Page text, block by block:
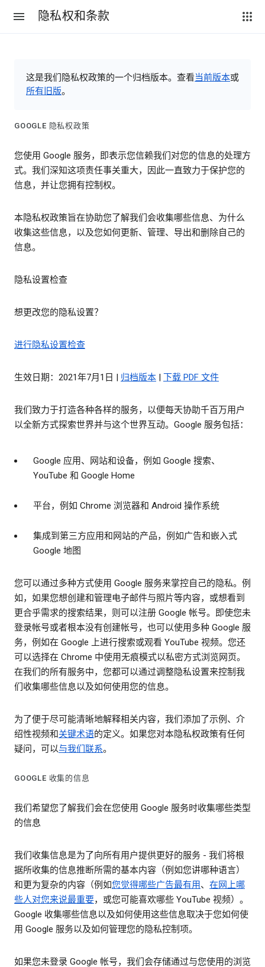
隐私权和条款
这是我们隐私权政策的一个归档版本。查看当前版本或
所有旧版。
GOOGLE 隐私权政策
您使用 Google 服务，即表示您信赖我们对您的信息的处理方
式。我们深知这项责任事关重大，因此一直致力于保护您的
信息，并让您拥有控制权。
本隐私权政策旨在协助您了解我们会收集哪些信息、为什么
收集这些信息，以及您如何更新、管理、导出和删除自己的
信息。
隐私设置检查
想更改您的隐私设置？
进行隐私设置检查
生效日期：2021年7月1日 | 归档版本 | 下载 PDF 文件
我们致力于打造各种各样的服务，以便每天协助千百万用户
以全新方式探索世界并与这个世界互动。Google 服务包括：
Google 应用、网站和设备，例如 Google 搜索、
YouTube 和 Google Home
平台，例如 Chrome 浏览器和 Android 操作系统
集成到第三方应用和网站的产品，例如广告和嵌入式
Google 地图
您可以通过多种方式使用 Google 服务来掌控自己的隐私。例
如，如果您想创建和管理电子邮件与照片等内容，或想看到
更合乎需求的搜索结果，则可以注册 Google 帐号。即使您未
登录帐号或者根本没有创建帐号，也可以使用多种 Google 服
务，例如在 Google 上进行搜索或观看 YouTube 视频。您还
可以选择在 Chrome 中使用无痕模式以私密方式浏览网页。
在我们的所有服务中，您都可以通过调整隐私设置来控制我
们收集哪些信息以及如何使用您的信息。
为了便于尽可能清晰地解释相关内容，我们添加了示例、介
绍性视频和关键术语的定义。如果您对本隐私权政策有任何
疑问，可以与我们联系。
GOOGLE 收集的信息
我们希望您了解我们会在您使用 Google 服务时收集哪些类型
的信息
我们收集信息是为了向所有用户提供更好的服务 - 我们将根
据所收集的信息推断所需的基本内容（例如您讲哪种语言）
和更为复杂的内容（例如您觉得哪些广告最有用、 在网上哪
些人对您来说最重要，或您可能喜欢哪些 YouTube 视频）。
Google 收集哪些信息以及如何使用这些信息取决于您如何使
用 Google 服务以及如何管理您的隐私控制项。
如果您未登录 Google 帐号，我们会存储通过与您使用的浏览